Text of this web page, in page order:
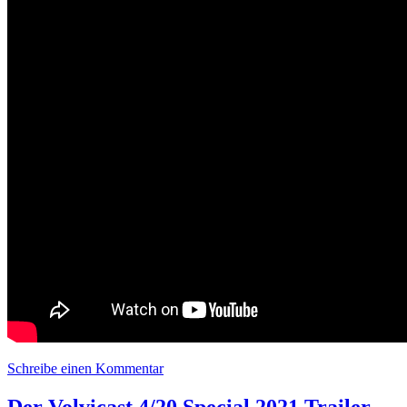
Schreibe einen Kommentarzu Volvicast 0020 | Das #4/20 Special